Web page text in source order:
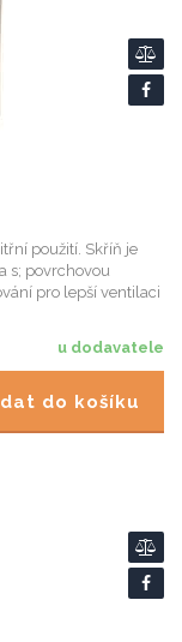
použití. Skříň je
s; povrchovou
pro lepší ventilaci
u dodavatele
do košíku